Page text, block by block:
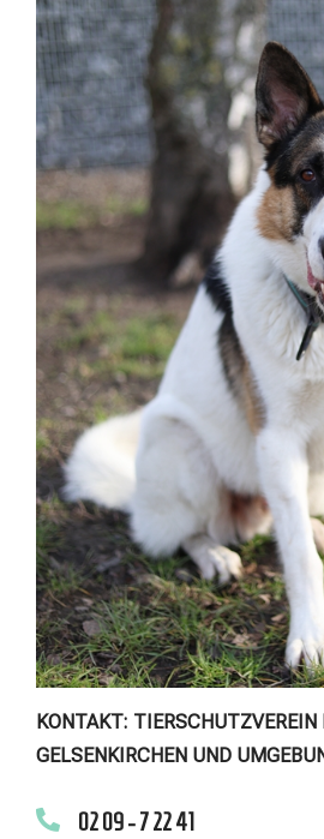
KONTAKT: TIERSCHUTZVEREIN
GELSENKIRCHEN UND
02 09 - 7 22 41